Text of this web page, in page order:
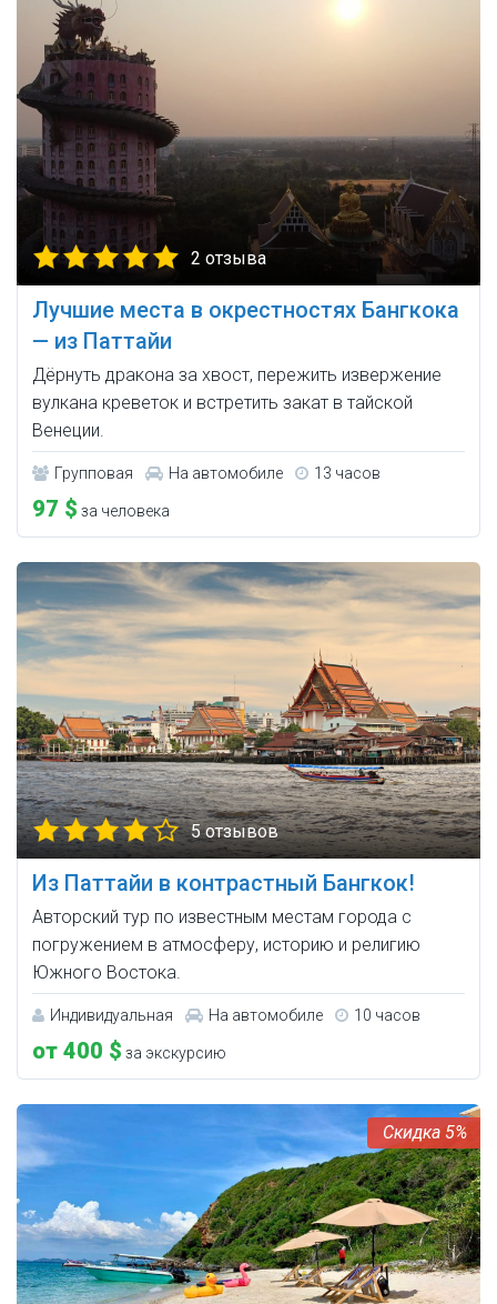
2 отзыва
Лучшие места в окрестностях Бангкока
— из Паттайи
Дёрнуть дракона за хвост, пережить извержение
вулкана креветок и встретить закат в тайской
Венеции.
Групповая На автомобиле 13 часов
97 $ за человека
5 отзывов
Из Паттайи в контрастный Бангкок!
Авторский тур по известным местам города с
погружением в атмосферу, историю и религию
Южного Востока.
Индивидуальная На автомобиле 10 часов
от 400 $ за экскурсию
5%